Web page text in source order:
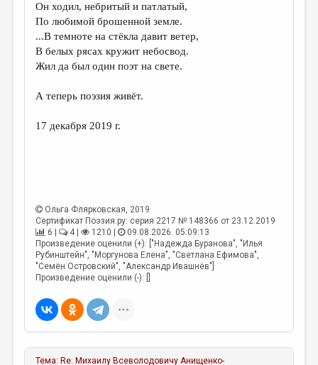
ОТ РЕДАКЦИИ
МАЛАЯ ПРОЗА
ЭССЕИСТИКА
ЛИТЕРАТУРОВЕДЕНИЕ
ТРЕДИАКОВСКИЙ
МЕДИА
ВКОНТАКТЕ
Он ходил, небритый и патлатый,
По любимой брошенной земле.
...В темноте на стёкла давит ветер,
В белых рясах кружит небосвод.
Жил да был один поэт на свете.
А теперь поэзия живёт.
17 декабря 2019 г.
Ольга Флярковская, 2019
Сертификат Поэзия.ру: серия 2217 № 148366 от 23.12.2019
6 |
4 | 1210 |
09.08.2026. 05:09:13
Произведение оценили (+): ["Надежда Буранова", "Илья
Рубинштейн", "Моргунова Елена", "Светлана Ефимова",
"Семён Островский", "Александр Ивашнёв"]
Произведение оценили (-): []
Тема: Re: Михаилу Всеволодовичу Анищенко-